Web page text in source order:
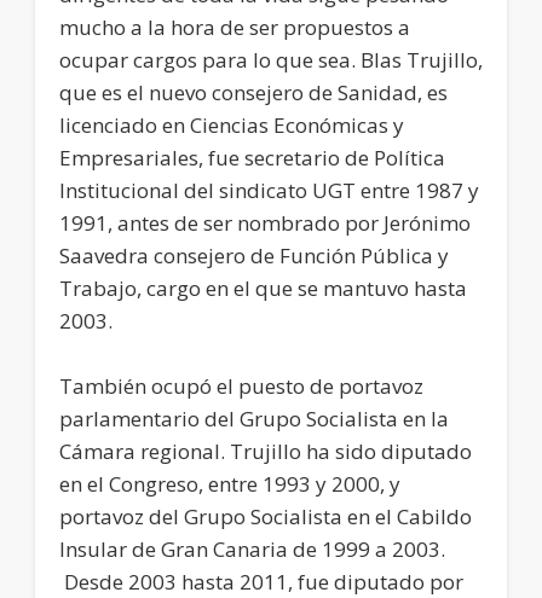
mucho a la hora de ser propuestos a
ocupar cargos para lo que sea. Blas Trujillo,
que es el nuevo consejero de Sanidad, es
licenciado en Ciencias Económicas y
Empresariales, fue secretario de Política
Institucional del sindicato UGT entre 1987 y
1991, antes de ser nombrado por Jerónimo
Saavedra consejero de Función Pública y
Trabajo, cargo en el que se mantuvo hasta
2003.
También ocupó el puesto de portavoz
parlamentario del Grupo Socialista en la
Cámara regional. Trujillo ha sido diputado
en el Congreso, entre 1993 y 2000, y
portavoz del Grupo Socialista en el Cabildo
Insular de Gran Canaria de 1999 a 2003.
Desde 2003 hasta 2011, fue diputado por